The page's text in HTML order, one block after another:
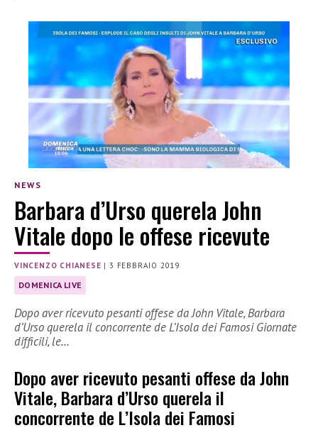
NEWS
Barbara d’Urso querela John
Vitale dopo le offese ricevute
VINCENZO CHIANESE |3 FEBBRAIO 2019
DOMENICA LIVE
Dopo aver ricevuto pesanti offese da John Vitale, Barbara
d’Urso querela il concorrente de L’Isola dei Famosi Giornate
difficili, le…
Dopo aver ricevuto pesanti offese da John
Vitale, Barbara d’Urso querela il
concorrente de L’Isola dei Famosi